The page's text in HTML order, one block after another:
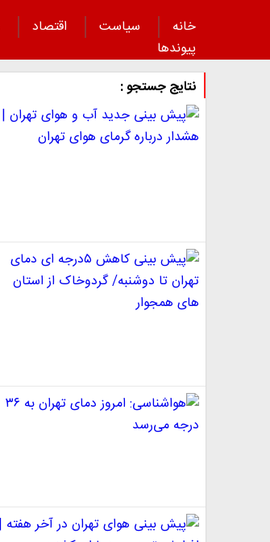
خانه سیاست اقتصاد
پیوند‌ها
نتایج جستجو :